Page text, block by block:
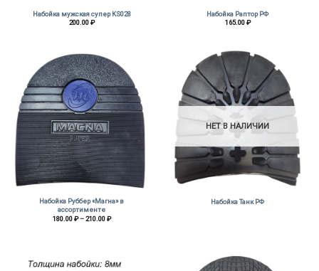
Набойка мужская супер KS028
200.00₽
Набойка Раптор РФ
165.00₽
Набойка Руббер «Магна» в
ассортименте
180.00₽ – 210.00₽Диапазон
НЕТ В НАЛИЧИИ
Набойка Танк РФ